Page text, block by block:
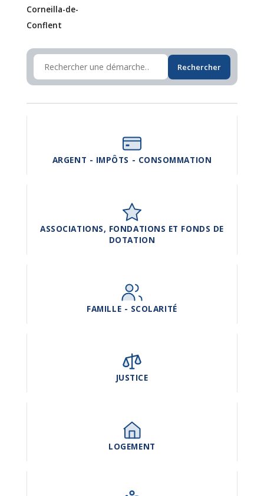
Corneilla-de-
Conflent
Rechercher
ARGENT - IMPÔTS - CONSOMMATION
ASSOCIATIONS, FONDATIONS ET FONDS DE
DOTATION
FAMILLE - SCOLARITÉ
JUSTICE
LOGEMENT